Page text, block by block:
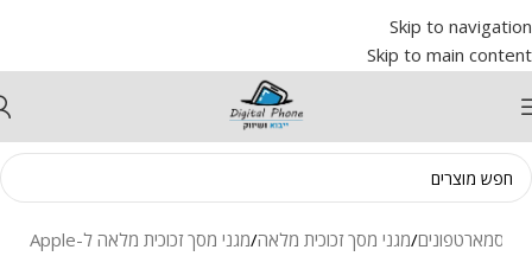
Skip to navigation
Skip to main content
לסמארטפונים/מגני מסך זכוכית מלאה/מגני מסך זכוכית מלאה ל-Apple